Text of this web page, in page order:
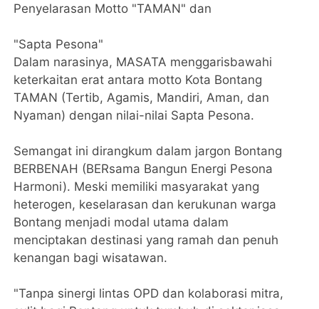
​Penyelarasan Motto "TAMAN" dan
"Sapta Pesona"
​Dalam narasinya, MASATA menggarisbawahi
keterkaitan erat antara motto Kota Bontang
TAMAN (Tertib, Agamis, Mandiri, Aman, dan
Nyaman) dengan nilai-nilai Sapta Pesona.
​Semangat ini dirangkum dalam jargon Bontang
BERBENAH (BERsama Bangun Energi Pesona
Harmoni). Meski memiliki masyarakat yang
heterogen, keselarasan dan kerukunan warga
Bontang menjadi modal utama dalam
menciptakan destinasi yang ramah dan penuh
kenangan bagi wisatawan.
​"Tanpa sinergi lintas OPD dan kolaborasi mitra,